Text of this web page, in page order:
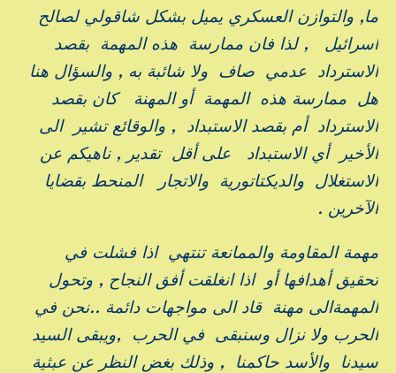
ما, والتوازن العسكري يميل بشكل شاقولي لصالح
اسرائيل , لذا فان ممارسة هذه المهمة بقصد
الاسترداد عدمي صاف ولا شائبة به , والسؤال هنا
هل ممارسة هذه المهمة أو المهنة كان بقصد
الاسترداد أم بقصد الاستبداد , والوقائع تشير الى
الأخير أي الاستبداد على أقل تقدير , ناهيكم عن
الاستغلال والديكتاتورية والاتجار المنحط بقضايا
الآخرين .
مهمة المقاومة والممانعة تنتهي اذا فشلت في
تحقيق أهدافها أو اذا انغلقت أفق النجاح , وتحول
المهمةالى مهنة قاد الى مواجهات دائمة ..نحن في
الحرب ولا نزال وسنبقى في الحرب ,ويبقى السيد
سيدنا والأسد حاكمنا , وذلك بغض النظر عن عبثية